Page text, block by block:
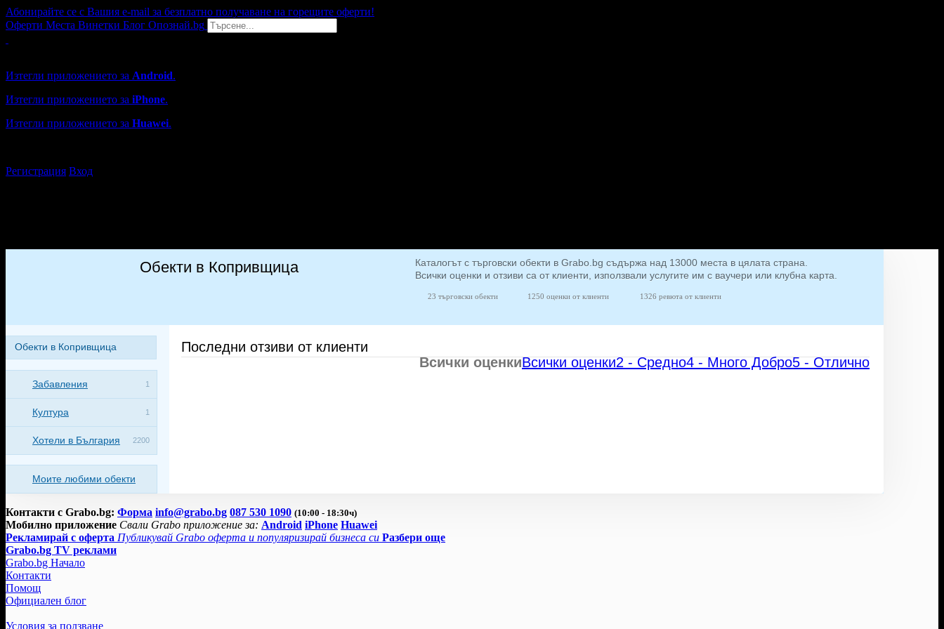
Абонирайте се с Вашия e-mail за безплатно получаване на горещите оферти!
Оферти Места Винетки Блог Опознай.bg
Изтегли приложението за Android.
Изтегли приложението за iPhone.
Изтегли приложението за Huawei.
Регистрация Вход
Обекти в Копривщица
Каталогът с търговски обекти в Grabo.bg съдържа над 13000 места в цялата страна.
Всички оценки и отзиви са от клиенти, използвали услугите им с ваучери или клубна карта.
23 търговски обекти 1250 оценки от клиенти 1326 ревюта от клиенти
Обекти в Копривщица
1
Забавления
1
Култура
2200
Хотели в България
Моите любими обекти
Последни отзиви от клиенти
5 - Отлично
4 - Много Добро
2 - Средно
Всички оценки
Всички оценки
Контакти с Grabo.bg: Форма info@grabo.bg 087 530 1090 (10:00 - 18:30ч)
Мобилно приложение Свали Grabo приложение за: Android iPhone Huawei
Рекламирай с оферта Публикувай Grabo оферта и популяризирай бизнеса си Разбери още
Grabo.bg TV реклами
Grabo.bg Начало
Контакти
Помощ
Официален блог
Условия за ползване